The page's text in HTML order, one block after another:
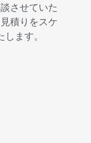
させていた
積りをスケ
ます。